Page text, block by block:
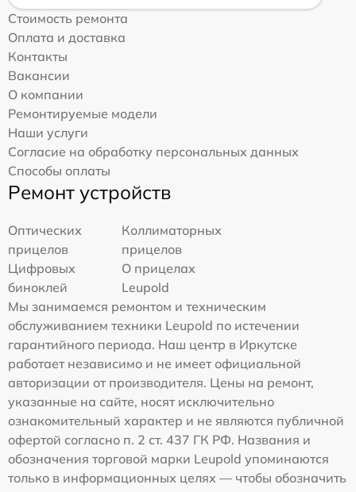
Стоимость ремонта
Оплата и доставка
Контакты
Вакансии
О компании
Ремонтируемые модели
Наши услуги
Согласие на обработку персональных данных
Способы оплаты
Ремонт устройств
Оптических
прицелов
Коллиматорных
прицелов
Цифровых
биноклей
О прицелах
Leupold
Мы занимаемся ремонтом и техническим
обслуживанием техники Leupold по истечении
гарантийного периода. Наш центр в Иркутске
работает независимо и не имеет официальной
авторизации от производителя. Цены на ремонт,
указанные на сайте, носят исключительно
ознакомительный характер и не являются публичной
офертой согласно п. 2 ст. 437 ГК РФ. Названия и
обозначения торговой марки Leupold упоминаются
только в информационных целях — чтобы обозначить